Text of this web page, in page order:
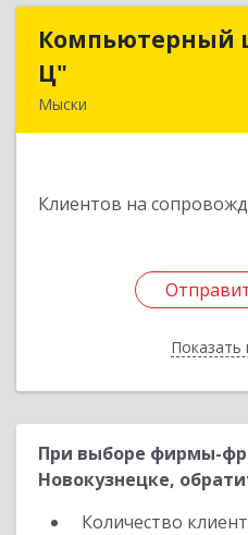
Компьютерный
Ц"
Мыски
Клиентов на
Показать
При выборе фирмы-
Новокузнецке,
Количество